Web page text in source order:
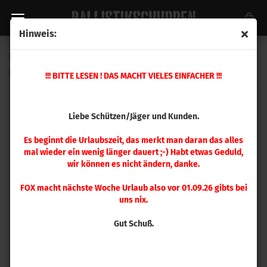
Hinweis:
!!! BITTE LESEN ! DAS MACHT VIELES EINFACHER !!!
Liebe Schützen/Jäger und Kunden.
Es beginnt die Urlaubszeit, das merkt man daran das alles
mal wieder ein wenig länger dauert ;-) Habt etwas Geduld,
wir können es nicht ändern, danke.
FOX macht nächste Woche Urlaub also vor 01.09.26 gibts bei
uns nix.
Gut Schuß.
2267)